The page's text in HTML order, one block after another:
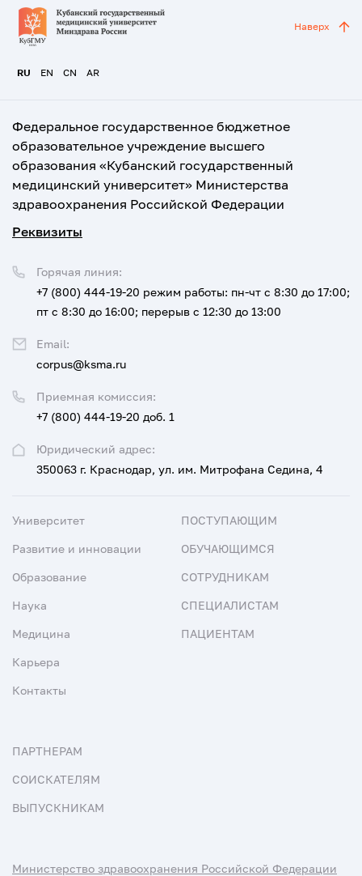
RU EN CN AR
Наверх
Федеральное государственное бюджетное
образовательное учреждение высшего
образования «Кубанский государственный
медицинский университет» Министерства
здравоохранения Российской Федерации
Реквизиты
Юридический адрес:
350063 г. Краснодар, ул. им. Митрофана Седина, 4
Приемная комиссия:
+7 (800) 444-19-20 доб. 1
Горячая линия:
+7 (800) 444-19-20 режим работы: пн-чт с 8:30 до 17:00;
пт с 8:30 до 16:00; перерыв с 12:30 до 13:00
Email:
corpus@ksma.ru
Университет
Развитие и инновации
Образование
Наука
Медицина
Карьера
Контакты
ПОСТУПАЮЩИМ
ОБУЧАЮЩИМСЯ
СОТРУДНИКАМ
СПЕЦИАЛИСТАМ
ПАЦИЕНТАМ
ПАРТНЕРАМ
СОИСКАТЕЛЯМ
ВЫПУСКНИКАМ
Министерство здравоохранения Российской Федерации